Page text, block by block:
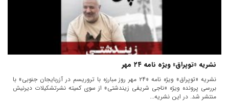
نشریه «توپراق» ویژه نامه ۲۴ مهر
نشریه «توپراق» ویژه نامه «۲۴ مهر روز مبارزه با تروریسم در آزربایجان جنوبی» با
بررسی پرونده ویژه «ناجی شریفی زیندشتی» از سوی کمیته نشرتشکیلات دیرنیش
منتشر شد. در این نشریه...